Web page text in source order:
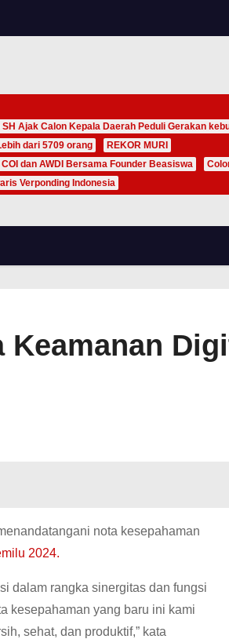
Ajak Calon Kepala Daerah Peduli Gerakan
dari 5709 orang
REKOR MURI
dan AWDI Bersama Founder Beasiswa
Verponding Indonesia
nota kesepahaman
2024.
dalam rangka sinergitas dan fungsi
kesepahaman yang baru ini kami
sehat, dan produktif,” kata